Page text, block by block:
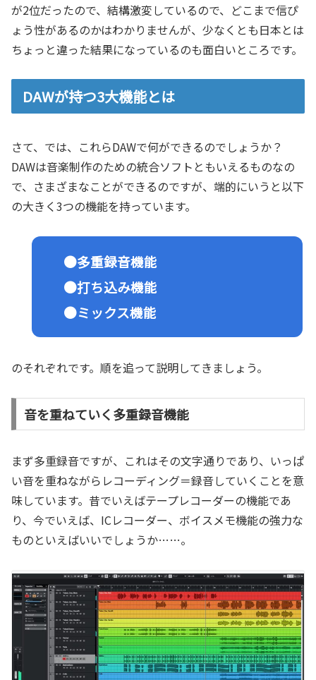
が2位だったので、結構激変しているので、どこまで信ぴ
ょう性があるのかはわかりませんが、少なくとも日本とは
ちょっと違った結果になっているのも面白いところです。
DAWが持つ3大機能とは
さて、では、これらDAWで何ができるのでしょうか？
DAWは音楽制作のための統合ソフトともいえるものなの
で、さまざまなことができるのですが、端的にいうと以下
の大きく3つの機能を持っています。
●多重録音機能
●打ち込み機能
●ミックス機能
のそれぞれです。順を追って説明してきましょう。
音を重ねていく多重録音機能
まず多重録音ですが、これはその文字通りであり、いっぱ
い音を重ねながらレコーディング＝録音していくことを意
味しています。昔でいえばテープレコーダーの機能であ
り、今でいえば、ICレコーダー、ボイスメモ機能の強力な
ものといえばいいでしょうか……。